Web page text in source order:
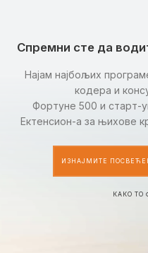
Спремни сте да
Најам најбољих
кодера и
Фортуне 500 и старт-
Ектенсион-а за њихове
ИЗНАЈМИТЕ
КАКО